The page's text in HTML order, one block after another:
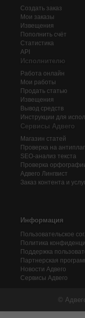
Создать заказ
Мои заказы
Извещения
Пополнить счёт
Статистика
API
Исполнителю
Работа онлайн
Мои работы
Продать статью
Извещения
Вывод средств
Инструкции для
Сервисы Адвего
Магазин статей
Проверка на
SEO-анализ текста
Проверка
Адвего Лингвист
Заказ контента и
Информация
Пользовательское
Политика
Поддержка
Партнерская
Новости Адвего
Сервисы Адвего
©